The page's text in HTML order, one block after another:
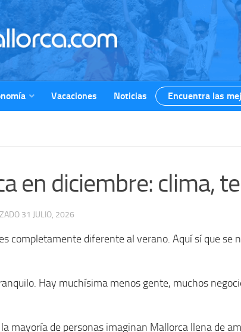
Vacaciones Noticias Encuentra las
en diciembre: clima,
31 JULIO, 2026
completamente diferente al verano. Aquí sí que
Hay muchísima menos gente, muchos
mayoría de personas imaginan Mallorca llena de